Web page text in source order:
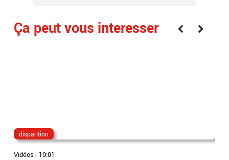
Ça peut vous interesser
disparition
Vidéos - 19:01